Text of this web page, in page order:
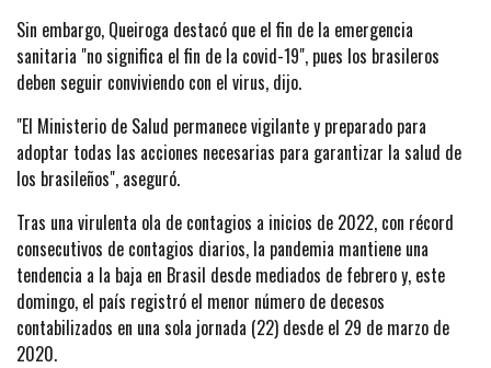
Sin embargo, Queiroga destacó que el fin de la emergencia
sanitaria "no significa el fin de la covid-19", pues los brasileros
deben seguir conviviendo con el virus, dijo.
"El Ministerio de Salud permanece vigilante y preparado para
adoptar todas las acciones necesarias para garantizar la salud de
los brasileños", aseguró.
Tras una virulenta ola de contagios a inicios de 2022, con récord
consecutivos de contagios diarios, la pandemia mantiene una
tendencia a la baja en Brasil desde mediados de febrero y, este
domingo, el país registró el menor número de decesos
contabilizados en una sola jornada (22) desde el 29 de marzo de
2020.